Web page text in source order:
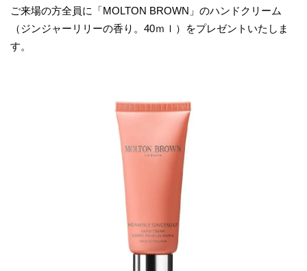
ご来場の方全員に「MOLTON BROWN」のハンドクリーム
（ジンジャーリリーの香り。40ｍｌ）をプレゼントいたしま
す。